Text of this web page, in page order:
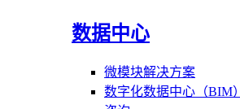
数据中心
微模块解决方案
数字化数据中心（BIM）